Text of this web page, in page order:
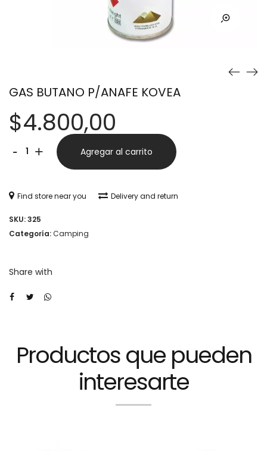
GAS BUTANO P/ANAFE KOVEA
$4.800,00
-
KOVEA
cantidad
+ Agregar al carrito
Find store near you Delivery and return
SKU:325
Categoría:Camping
Share with
Productos que pueden
interesarte